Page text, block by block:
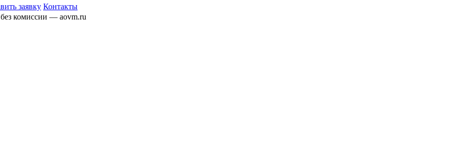
заявку Контакты
комиссии — aovm.ru